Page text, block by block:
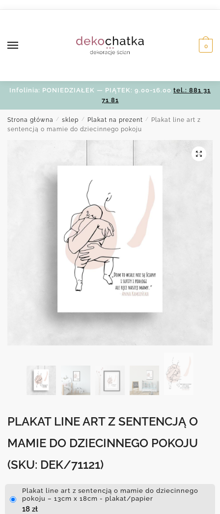
0
Infolinia: PONIEDZIAŁEK — PIĄTEK: 9.00-16.00 tel.: 881 31
71 81
Strona główna / sklep / Plakat na prezent /
Plakat line art z
sentencją o mamie do dziecinnego pokoju
PLAKAT LINE ART Z SENTENCJĄ O
MAMIE DO DZIECINNEGO POKOJU
(SKU: DEK/71121)
Plakat line art z sentencją o mamie do dziecinnego
pokoju – 13cm x 18cm - plakat/papier
18 zł